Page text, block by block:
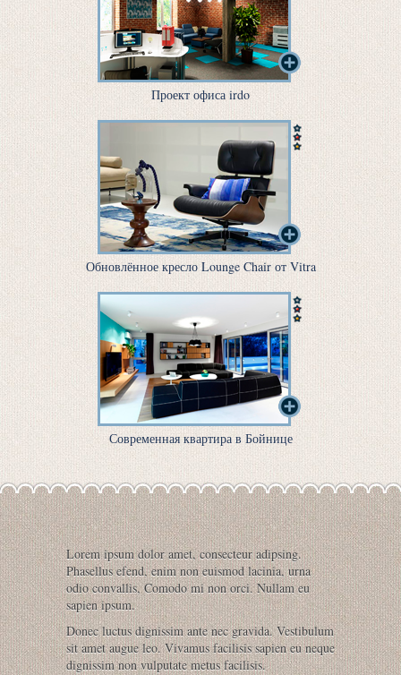
Проект офиса irdo
Обновлённое кресло Lounge Chair от Vitra
Современная квартира в Бойнице
Lorem ipsum dolor amet, consecteur adipsing.
Phasellus efend, enim non euismod lacinia, urna
odio convallis, Comodo mi non orci. Nullam eu
sapien ipsum.
Donec luctus dignissim ante nec gravida. Vestibulum
sit amet augue leo. Vivamus facilisis sapien eu neque
dignissim non vulputate metus facilisis.